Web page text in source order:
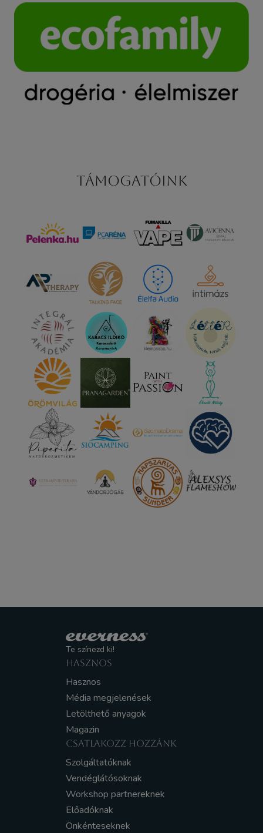
Támogatóink
Te színezd ki!
HASZNOS
Hasznos
Média megjelenések
Letölthető anyagok
Magazin
CSATLAKOZZ HOZZÁNK
Szolgáltatóknak
Vendéglátósoknak
Workshop partnereknek
Előadóknak
Önkénteseknek